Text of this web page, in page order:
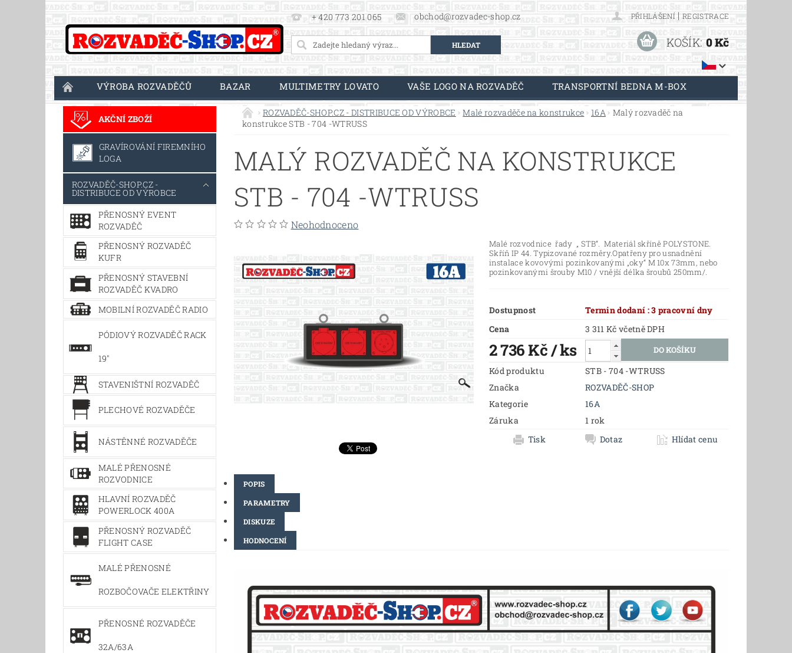
+ 420 773 201 065 obchod@rozvadec-shop.cz PŘIHLÁŠENÍ | REGISTRACE
KOŠÍK: 0 Kč
VÝROBA ROZVADĚČŮ BAZAR MULTIMETRY LOVATO VAŠE LOGO NA ROZVADĚČ TRANSPORTNÍ BEDNA M-BOX
AKČNÍ ZBOŽÍ
GRAVÍROVÁNÍ FIREMNÍHO
LOGA
ROZVADĚČ-SHOP.CZ -
DISTRIBUCE OD VÝROBCE
PŘENOSNÝ EVENT
ROZVADĚČ
PŘENOSNÝ ROZVADĚČ
KUFR
PŘENOSNÝ STAVEBNÍ
ROZVADĚČ KVADRO
MOBILNÍ ROZVADĚČ RADIO
PÓDIOVÝ ROZVADĚČ RACK
19"
STAVENIŠTNÍ ROZVADĚČ
PLECHOVÉ ROZVADĚČE
NÁSTĚNNÉ ROZVADĚČE
MALÉ PŘENOSNÉ
ROZVODNICE
HLAVNÍ ROZVADĚČ
POWERLOCK 400A
PŘENOSNÝ ROZVADĚČ
FLIGHT CASE
MALÉ PŘENOSNÉ
ROZBOČOVAČE ELEKTŘINY
PŘENOSNÉ ROZVADĚČE
32A/63A
ROZVADĚČ-SHOP.CZ - DISTRIBUCE OD VÝROBCE Malé rozvaděče na konstrukce 16A
Malý rozvaděč na
konstrukce STB - 704 -WTRUSS
MALÝ ROZVADĚČ NA KONSTRUKCE
STB - 704 -WTRUSS
Neohodnoceno
Malé rozvodnice řady „ STB“. Materiál skříně POLYSTONE.
Skříň IP 44. Typizované rozměry.Opatřeny pro usnadnění
instalace kovovými pozinkovanými „oky“ M 10x 73mm, nebo
pozinkovanými šrouby M10 / vnější délka šroubů 250mm/.
Dostupnost
Termin dodaní : 3 pracovní dny
Cena
3 311 Kč včetně DPH
2 736 Kč/ ks
Kód produktu
STB - 704 -WTRUSS
Značka
ROZVADĚČ-SHOP
Kategorie
16A
Záruka
1 rok
Tisk
Dotaz Hlídat cenu
POPIS
PARAMETRY
DISKUZE
HODNOCENÍ